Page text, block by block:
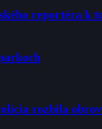
reportéra k
rozbila